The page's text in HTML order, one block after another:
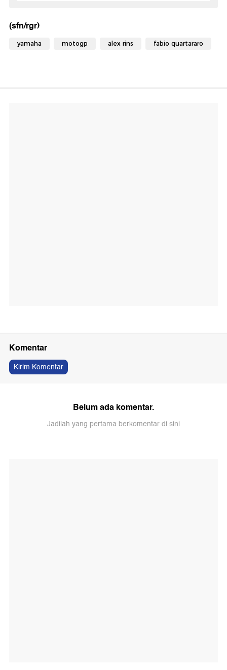
(sfn/rgr)
yamaha motogp alex rins fabio quartararo
Komentar
Kirim Komentar
Belum ada komentar.
Jadilah yang pertama berkomentar di sini